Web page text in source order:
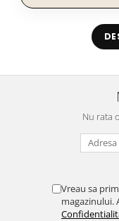
Nu rata
Vreau sa
magazinului.